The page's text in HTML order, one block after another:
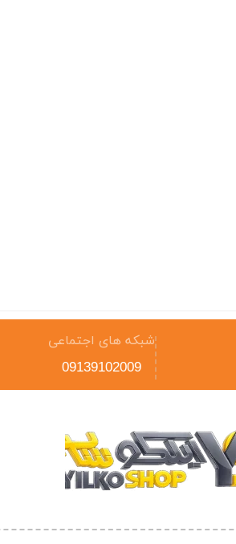
شبکه های اجتماعی
09139102009